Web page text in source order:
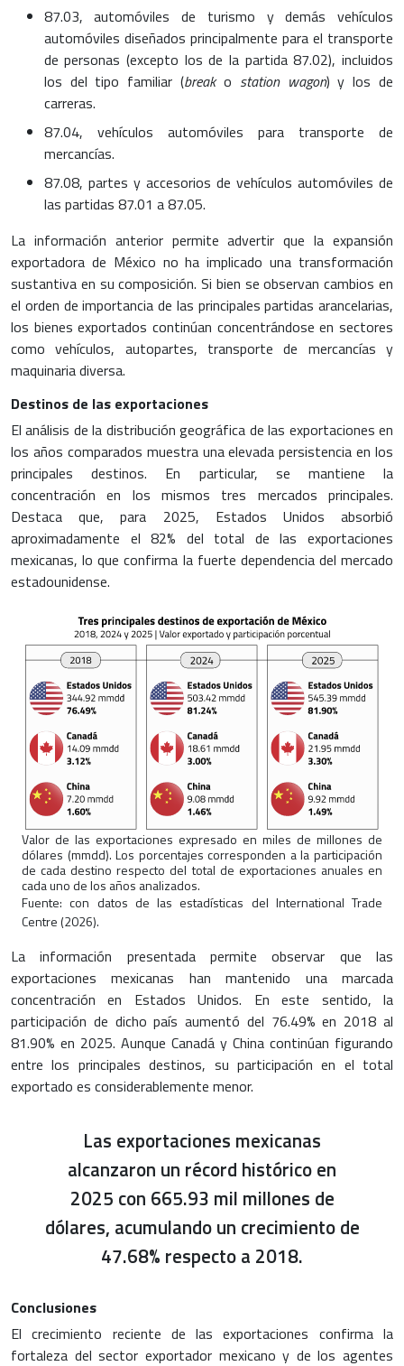
87.03, automóviles de turismo y demás vehículos
automóviles diseñados principalmente para el transporte
de personas (excepto los de la partida 87.02), incluidos
los del tipo familiar (breako station wagon) y los de
carreras.
87.04, vehículos automóviles para transporte de
mercancías.
87.08, partes y accesorios de vehículos automóviles de
las partidas 87.01 a 87.05.
La información anterior permite advertir que la expansión
exportadora de México no ha implicado una transformación
sustantiva en su composición. Si bien se observan cambios en
el orden de importancia de las principales partidas arancelarias,
los bienes exportados continúan concentrándose en sectores
como vehículos, autopartes, transporte de mercancías y
maquinaria diversa.
Destinos de las exportaciones
El análisis de la distribución geográfica de las exportaciones en
los años comparados muestra una elevada persistencia en los
principales destinos. En particular, se mantiene la
concentración en los mismos tres mercados principales.
Destaca que, para 2025, Estados Unidos absorbió
aproximadamente el 82% del total de las exportaciones
mexicanas, lo que confirma la fuerte dependencia del mercado
estadounidense.
Valor de las exportaciones expresado en miles de millones de
dólares (mmdd). Los porcentajes corresponden a la participación
de cada destino respecto del total de exportaciones anuales en
cada uno de los años analizados.
Fuente: con datos de las estadísticas del International Trade
Centre (2026).
La información presentada permite observar que las
exportaciones mexicanas han mantenido una marcada
concentración en Estados Unidos. En este sentido, la
participación de dicho país aumentó del 76.49% en 2018 al
81.90% en 2025. Aunque Canadá y China continúan figurando
entre los principales destinos, su participación en el total
exportado es considerablemente menor.
Las exportaciones mexicanas
alcanzaron un récord histórico en
2025 con 665.93 mil millones de
dólares, acumulando un crecimiento de
47.68% respecto a 2018.
Conclusiones
El crecimiento reciente de las exportaciones confirma la
fortaleza del sector exportador mexicano y de los agentes